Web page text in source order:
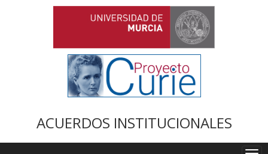
ACUERDOS INSTITUCIONALES